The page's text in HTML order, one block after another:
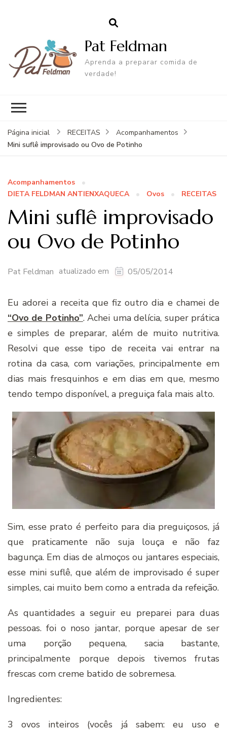
Pat Feldman
Aprenda a preparar comida de
verdade!
Página inicial RECEITAS
Acompanhamentos
Mini suflê improvisado ou Ovo de Potinho
Acompanhamentos
DIETA FELDMAN ANTIENXAQUECA
Ovos RECEITAS
Mini suflê improvisado
ou Ovo de Potinho
Pat Feldman atualizado em 05/05/2014
Eu adorei a receita que fiz outro dia e chamei de
“Ovo de Potinho”. Achei uma delícia, super prática
e simples de preparar, além de muito nutritiva.
Resolvi que esse tipo de receita vai entrar na
rotina da casa, com variações, principalmente em
dias mais fresquinhos e em dias em que, mesmo
tendo tempo disponível, a preguiça fala mais alto.
Sim, esse prato é perfeito para dia preguiçosos, já
que praticamente não suja louça e não faz
bagunça. Em dias de almoços ou jantares especiais,
esse mini suflê, que além de improvisado é super
simples, cai muito bem como a entrada da refeição.
As quantidades a seguir eu preparei para duas
pessoas. foi o noso jantar, porque apesar de ser
uma porção pequena, sacia bastante,
principalmente porque depois tivemos frutas
frescas com creme batido de sobremesa.
Ingredientes:
3 ovos inteiros (vocês já sabem: eu uso e